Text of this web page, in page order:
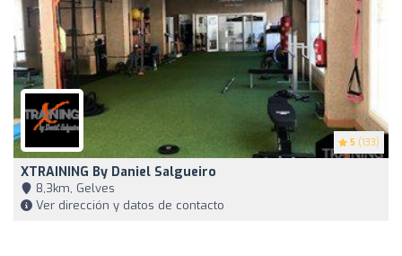
5 (133)
XTRAINING By Daniel Salgueiro
8,3km, Gelves
Ver dirección y datos de contacto